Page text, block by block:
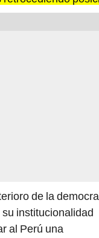
de la
institucionalidad
al Perú una